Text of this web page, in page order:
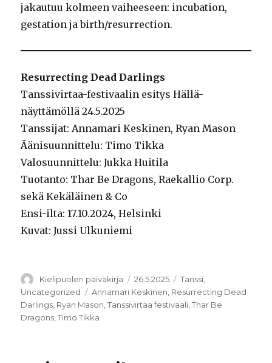
jakautuu kolmeen vaiheeseen: incubation,
gestation ja birth/resurrection.
Resurrecting Dead Darlings
Tanssivirtaa-festivaalin esitys Hällä-
näyttämöllä 24.5.2025
Tanssijat: Annamari Keskinen, Ryan Mason
Äänisuunnittelu: Timo Tikka
Valosuunnittelu: Jukka Huitila
Tuotanto: Thar Be Dragons, Raekallio Corp.
sekä Kekäläinen & Co
Ensi-ilta: 17.10.2024, Helsinki
Kuvat: Jussi Ulkuniemi
Kirjoittaja
Kielipuolen päiväkirja Julkaistu
26.5.2025 Kategoriat
Tanssi
Uncategorized
Avainsanat
Annamari Keskinen Resurrecting Dead
Darlings Ryan Mason ,Tanssivirtaa festivaali ,Thar Be
Dragons ,Timo Tikka